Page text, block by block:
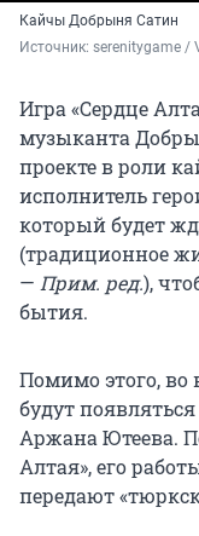
Кайчы Добрыня Сатин
Источник: serenitygame /
Игра «Сердце
музыканта
проекте в роли
исполнитель
который будет
(традиционное
— Прим. ред.),
бытия.
Помимо этого, во
будут
Аржана Ютеева.
Алтая», его
передают